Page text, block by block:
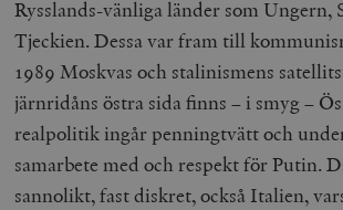
Rysslands-vänliga länder som Ungern,
Tjeckien. Dessa var fram till
1989 Moskvas och stalinismens
järnridåns östra sida finns – i smyg –
realpolitik ingår penningtvätt och
samarbete med och respekt för Putin.
sannolikt, fast diskret, också Italien,
och kontohantering. Webbplatsen kan inte
ordentligt utan strikt nödvändiga cookies.
Namn